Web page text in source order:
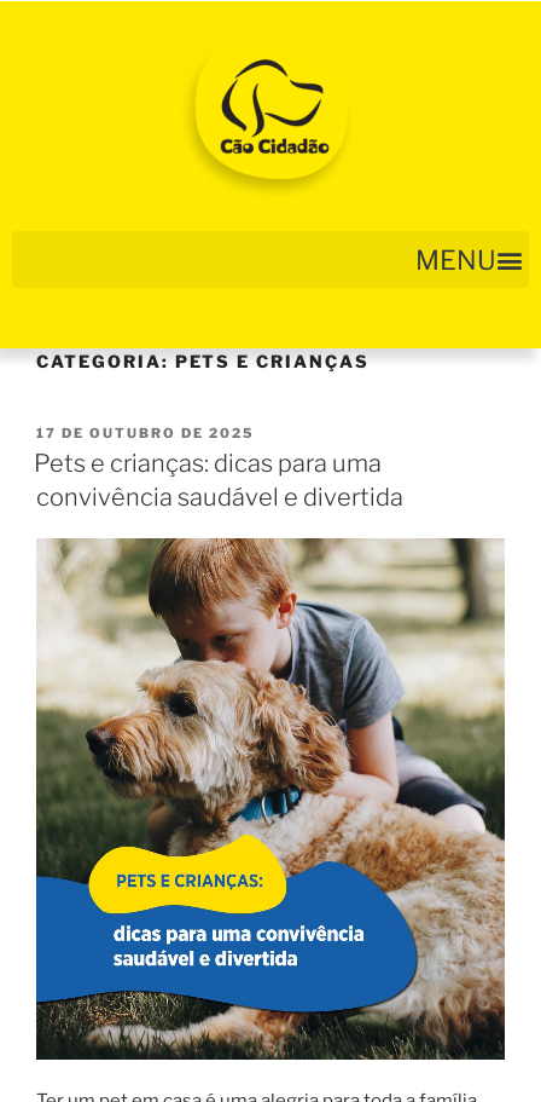
CATEGORIA:PETS E CRIANÇAS
17 DE OUTUBRO DE 2025
Pets e crianças: dicas para uma
convivência saudável e divertida